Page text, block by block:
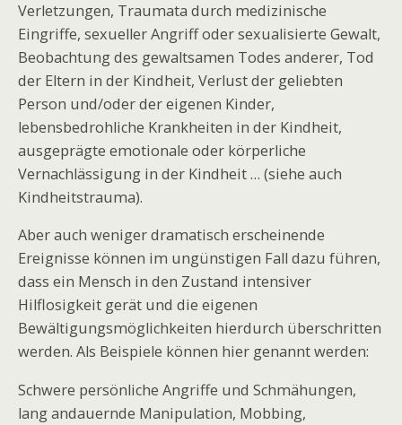
Verletzungen, Traumata durch medizinische
Eingriffe, sexueller Angriff oder sexualisierte Gewalt,
Beobachtung des gewaltsamen Todes anderer, Tod
der Eltern in der Kindheit, Verlust der geliebten
Person und/oder der eigenen Kinder,
lebensbedrohliche Krankheiten in der Kindheit,
ausgeprägte emotionale oder körperliche
Vernachlässigung in der Kindheit … (siehe auch
Kindheitstrauma).
Aber auch weniger dramatisch erscheinende
Ereignisse können im ungünstigen Fall dazu führen,
dass ein Mensch in den Zustand intensiver
Hilflosigkeit gerät und die eigenen
Bewältigungsmöglichkeiten hierdurch überschritten
werden. Als Beispiele können hier genannt werden:
Schwere persönliche Angriffe und Schmähungen,
lang andauernde Manipulation, Mobbing,